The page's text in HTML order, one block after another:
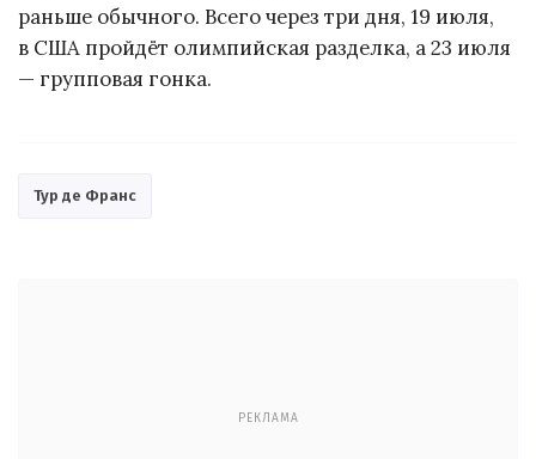
раньше обычного. Всего через три дня, 19 июля,
в США пройдёт олимпийская разделка, а 23 июля
— групповая гонка.
Тур де Франс
РЕКЛАМА